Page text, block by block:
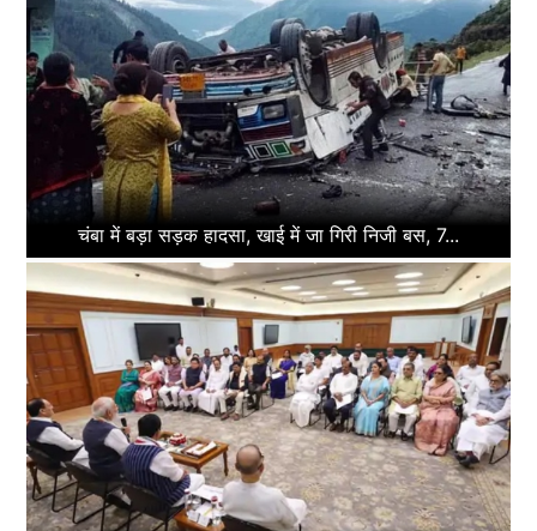
चंबा में बड़ा सड़क हादसा, खाई में जा गिरी निजी बस, 7...